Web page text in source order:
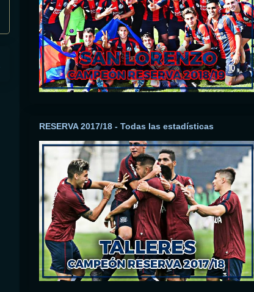
RESERVA 2017/18 - Todas las estadísticas